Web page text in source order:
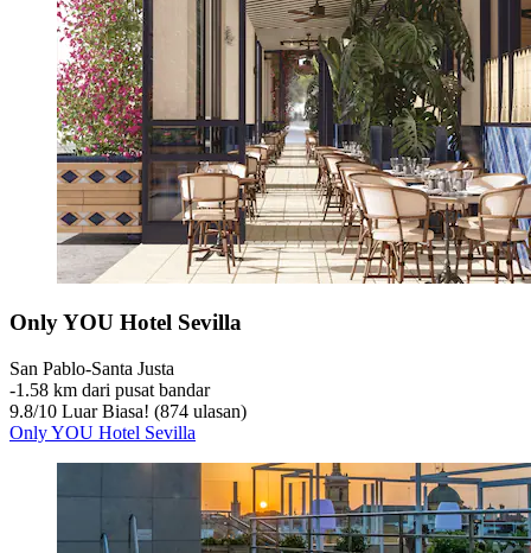
Only YOU Hotel Sevilla
San Pablo-Santa Justa
‐1.58 km dari pusat bandar
9.8/10 Luar Biasa! (874 ulasan)
Only YOU Hotel Sevilla